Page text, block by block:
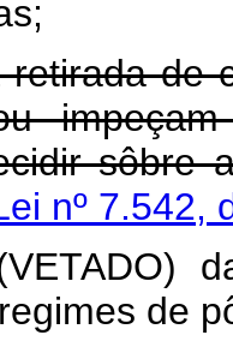
de
sôbre
nº 7.542,
de